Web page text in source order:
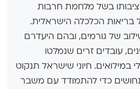
בשל מלחמת חרבות
בריאות הכלכלה הישראלית.
של גורמים, ובהם היעדרם
עובדים זרים שנמלטו
במילואים. חיוני שישראל תנקוט
כדי להתמודד עם משבר